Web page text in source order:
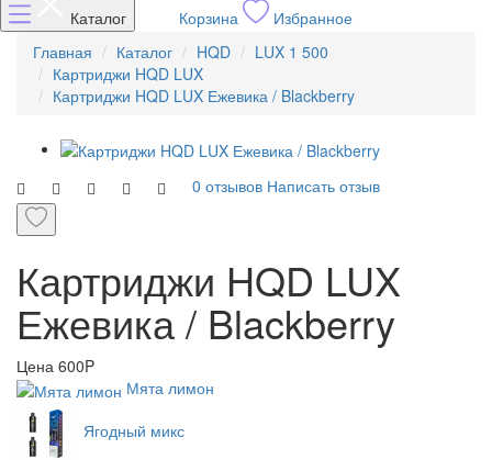
Каталог Корзина
Избранное
Главная
Каталог HQD
LUX 1 500
Картриджи HQD LUX
Картриджи HQD LUX Ежевика / Blackberry
0 отзывов Написать отзыв
Картриджи HQD LUX
Ежевика / Blackberry
Цена 600P
Мята лимон
Ягодный микс